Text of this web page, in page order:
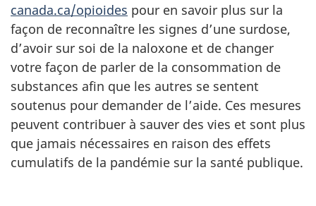
canada.ca/opioides pour en savoir plus sur la
façon de reconnaître les signes d’une surdose,
d’avoir sur soi de la naloxone et de changer
votre façon de parler de la consommation de
substances afin que les autres se sentent
soutenus pour demander de l’aide. Ces mesures
peuvent contribuer à sauver des vies et sont plus
que jamais nécessaires en raison des effets
cumulatifs de la pandémie sur la santé publique.